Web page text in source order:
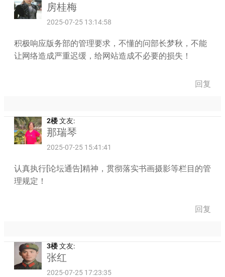
房桂梅
2025-07-25 13:14:58
积极响应版务部的管理要求，不懂的问部长梦秋，不能
让网络造成严重迟缓，给网站造成不必要的损失！
回复
2楼文友:
那瑞琴
2025-07-25 15:41:41
认真执行[论坛通告]精神，贯彻落实书画摄影等栏目的管
理规定！
回复
3楼文友:
张红
2025-07-25 17:23:35